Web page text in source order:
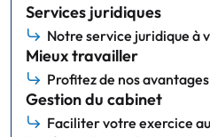
Services juridiques
Notre service juridique à
Mieux travailler
Profitez de nos
Gestion du cabinet
Faciliter votre exercice